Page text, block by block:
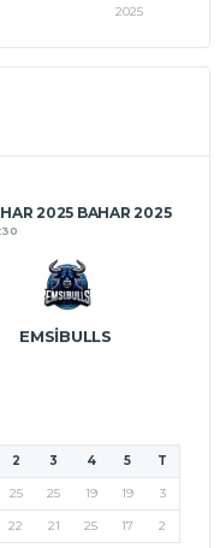
2025
2025 BAHAR 2025
EMSIBULLS
2 3 4 5 T
25 25 19 19 3
22 21 25 17 2